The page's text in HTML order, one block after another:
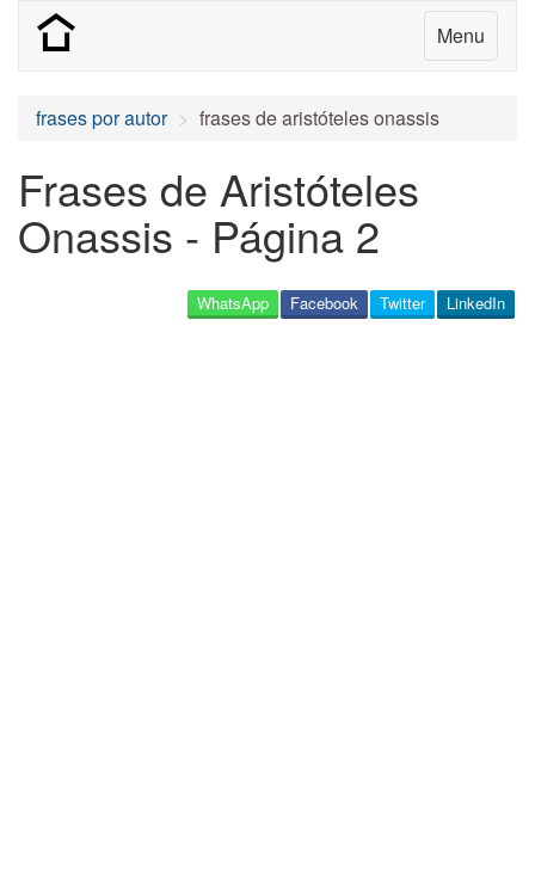
Menu
frases por autor frases de aristóteles onassis
Frases de Aristóteles
Onassis - Página 2
LinkedIn
Twitter
Facebook
WhatsApp